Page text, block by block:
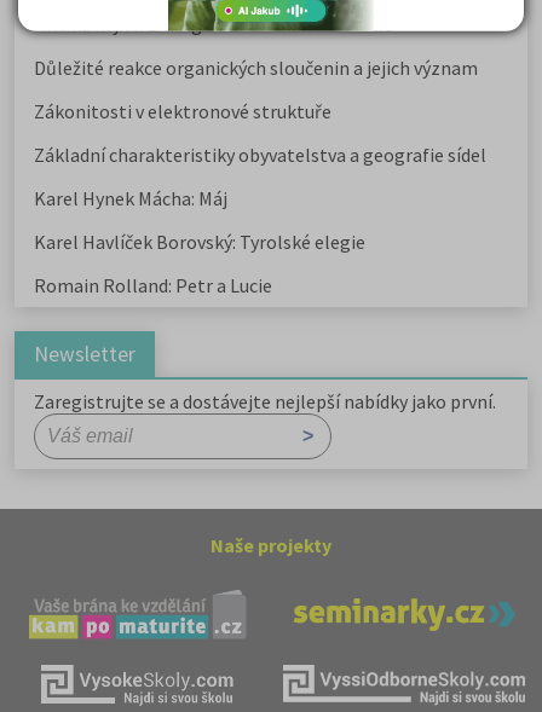
Kritika hry M. L. King v Salesiánském divadle
Důležité reakce organických sloučenin a jejich význam
Zákonitosti v elektronové struktuře
Základní charakteristiky obyvatelstva a geografie sídel
Karel Hynek Mácha: Máj
Karel Havlíček Borovský: Tyrolské elegie
Romain Rolland: Petr a Lucie
Newsletter
Zaregistrujte se a dostávejte nejlepší nabídky jako první.
Naše projekty